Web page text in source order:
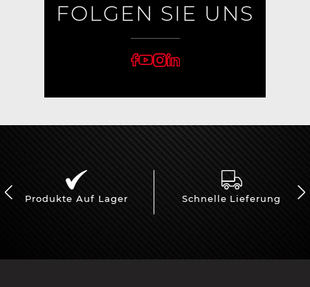
FOLGEN SIE UNS
Produkte Auf Lager Schnelle Lieferung